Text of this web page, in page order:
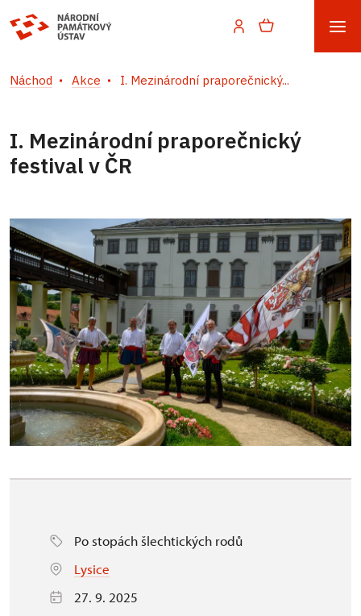
Náchod Akce I. Mezinárodní praporečnický...
I. Mezinárodní praporečnický
festival v ČR
Po stopách šlechtických rodů
Lysice
27. 9. 2025